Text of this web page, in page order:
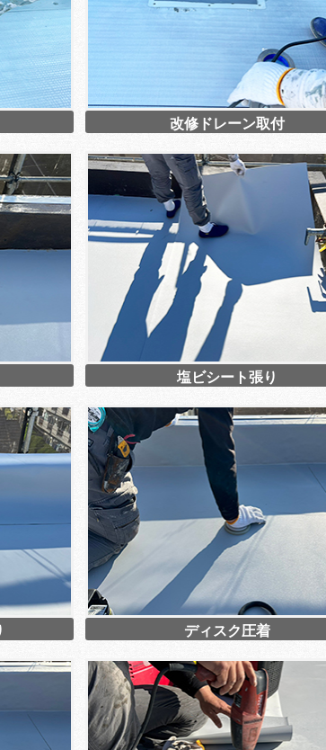
改修ドレーン取付
塩ビシート張り
ディスク圧着